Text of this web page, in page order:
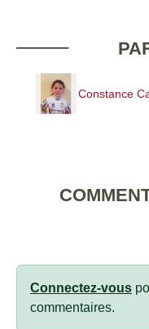
Constance
Connectez-vous
commentaires.